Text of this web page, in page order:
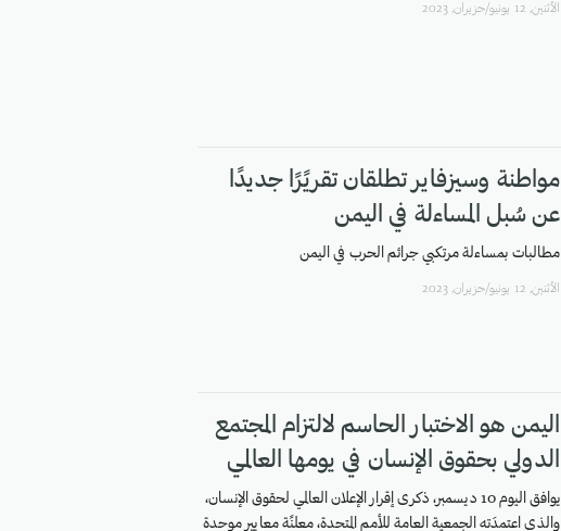
اﻷثنين, 12 يونيو/حزيران, 2023
مواطنة وسيزفاير تطلقان تقريًرًا جديدًا
عن سُبل المساءلة في اليمن
مطالبات بمساءلة مرتكبي جرائم الحرب في اليمن
اﻷثنين, 12 يونيو/حزيران, 2023
اليمن هو الاختبار الحاسم لالتزام المجتمع
الدولي بحقوق الإنسان في يومها العالمي
يوافق اليوم 10 ديسمبر، ذكرى إقرار الإعلان العالمي لحقوق الإنسان،
والذي اعتمدَته الجمعية العامة للأمم المتحدة، معلنًة معايير موحدة